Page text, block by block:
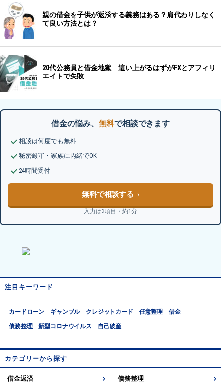
借金の悩み、 無料で相談できます
相談は何度でも無料
秘密厳守・家族に内緒でOK
24時間受付
無料で相談する
入力は3項目・約1分
注目キーワード
カードローン ギャンブル クレジットカード 任意整理 借金
債務整理 新型コロナウイルス 自己破産
カテゴリーから探す
借金返済 債務整理